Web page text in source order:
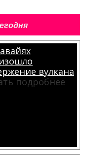
вулкана
подробнее